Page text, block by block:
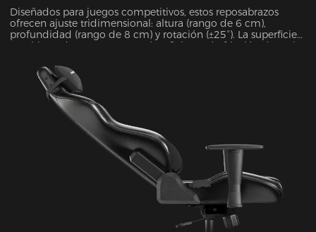
profesional
Diseñados para juegos competitivos, estos reposabrazos
ofrecen ajuste tridimensional: altura (rango de 6 cm),
profundidad (rango de 8 cm) y rotación (±25°). La superficie
recubierta de espuma PURE (coeficiente de fricción de 0,8)
de peso y proporcionando una estabilidad excepcional
durante sesiones de juego intensas.